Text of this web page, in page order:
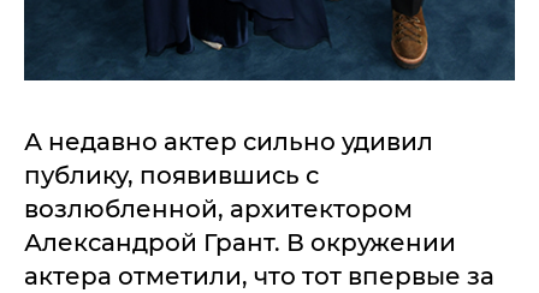
А недавно актер сильно удивил
публику, появившись с
возлюбленной, архитектором
Александрой Грант. В окружении
актера отметили, что тот впервые за